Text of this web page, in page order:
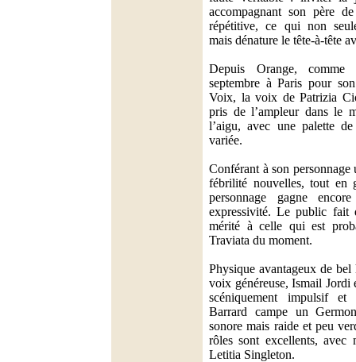
accompagnant son père
répétitive, ce qui non
mais dénature le tête-à-tête
Depuis Orange,
septembre à Paris pour
Voix, la voix de Patrizia
pris de l’ampleur dans le
l’aigu, avec une palette
variée.
Conférant à son
fébrilité nouvelles, tout en
personnage gagne
expressivité. Le public fait
mérité à celle qui est
Traviata du moment.
Physique avantageux de
voix généreuse, Ismail
scéniquement impulsif
Barrard campe un
sonore mais raide et peu
rôles sont excellents,
Letitia Singleton.